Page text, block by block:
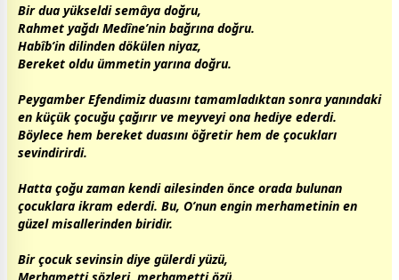
Bir dua yükseldi semâya doğru,
Rahmet yağdı Medîne’nin bağrına doğru.
Habîb’in dilinden dökülen niyaz,
Bereket oldu ümmetin yarına doğru.
Peygamber Efendimiz duasını tamamladıktan sonra yanındaki
en küçük çocuğu çağırır ve meyveyi ona hediye ederdi.
Böylece hem bereket duasını öğretir hem de çocukları
sevindirirdi.
Hatta çoğuzaman kendi ailesinden önce orada bulunan
çocuklara ikram ederdi. Bu, O’nun engin merhametinin en
güzel misallerinden biridir.
Bir çocuk sevinsin diye gülerdi yüzü,
Merhametti sözleri, merhametti özü.